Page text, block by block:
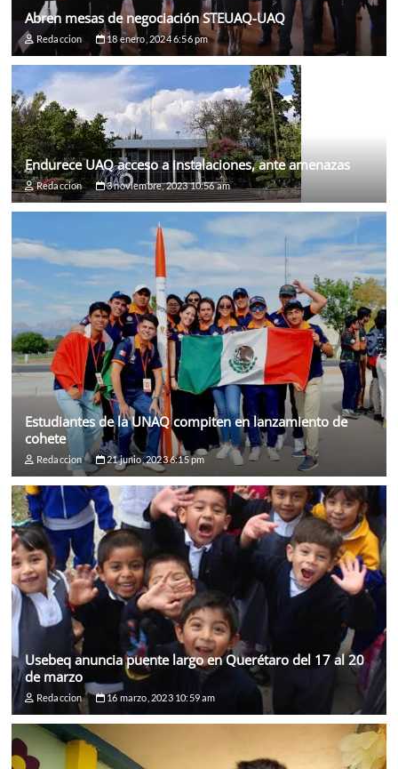
Abren mesas de negociación STEUAQ-UAQ
Redaccion 18 enero, 2024 6:56 pm
Endurece UAQ acceso a instalaciones, ante amenazas
Redaccion 3 noviembre, 2023 10:56 am
Estudiantes de la UNAQ compiten en lanzamiento de
cohete
Redaccion 21 junio, 2023 6:15 pm
Usebeq anuncia puente largo en Querétaro del 17 al 20
de marzo
Redaccion 16 marzo, 2023 10:59 am